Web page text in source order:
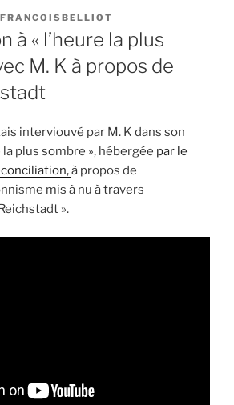
FRANCOISBELLIOT
à « l’heure la plus
M. K à propos de
interviouvé par M. K dans son
la plus sombre », hébergée par le
à propos de
mis à nu à travers
».